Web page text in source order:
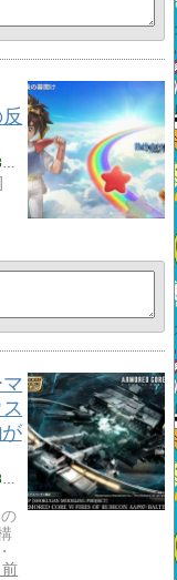
https://gameseijininspirata.com/2026/07/10/%e9%8b%bc%e5%b5%90%e2%80%90%e3%83%a1%e3%82%ab%e3%83%a9%e3%82%b7%e3%80%91%e3%83%af%e3%82%bf%e3%83%ab%e3%82%b3%e3%83%a9%e3%83%9c%e9%96%8b%e5%82%ac%ef%bc%81%ef%bc%81%e3%82%ac%e3%83%81%e3%83%a3%e3%81%a9/
https://gameseijininspirata.com/2026/07/04/%e3%82%a2%e3%83%bc%e3%83%9e%e3%83%bc%e3%83%89%e3%83%bb%e3%82%b3%e3%82%a2%e2%85%b5%e3%80%91%e8%a1%9d%e6%92%83%ef%bc%81%ef%bc%81%e3%82%a2%e3%83%bc%e3%83%9e%e3%83%bc%e3%83%89%e3%82%b3%e3%82%a2%e9%a3%9f/